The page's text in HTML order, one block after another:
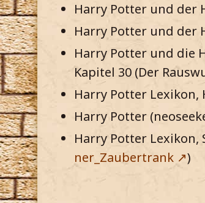
Harry Potter und der
Harry Potter und der
Harry Potter und die
Kapitel 30 (Der
Harry Potter Lexikon,
Harry Potter
Harry Potter
ner_Zaubertrank
)